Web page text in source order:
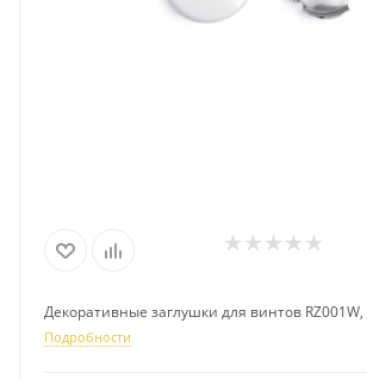
Декоративные заглушки для винтов
Подробности